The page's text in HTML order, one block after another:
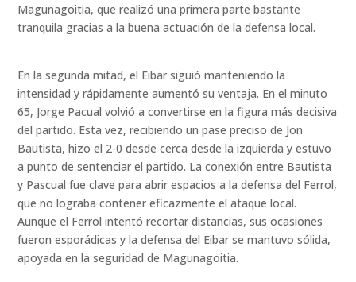
Magunagoitia, que realizó una primera parte bastante
tranquila gracias a la buena actuación de la defensa local.
En la segunda mitad, el Eibar siguió manteniendo la
intensidad y rápidamente aumentó su ventaja. En el minuto
65, Jorge Pacual volvió a convertirse en la figura más decisiva
del partido. Esta vez, recibiendo un pase preciso de Jon
Bautista, hizo el 2-0 desde cerca desde la izquierda y estuvo
a punto de sentenciar el partido. La conexión entre Bautista
y Pascual fue clave para abrir espacios a la defensa del Ferrol,
que no lograba contener eficazmente el ataque local.
Aunque el Ferrol intentó recortar distancias, sus ocasiones
fueron esporádicas y la defensa del Eibar se mantuvo sólida,
apoyada en la seguridad de Magunagoitia.